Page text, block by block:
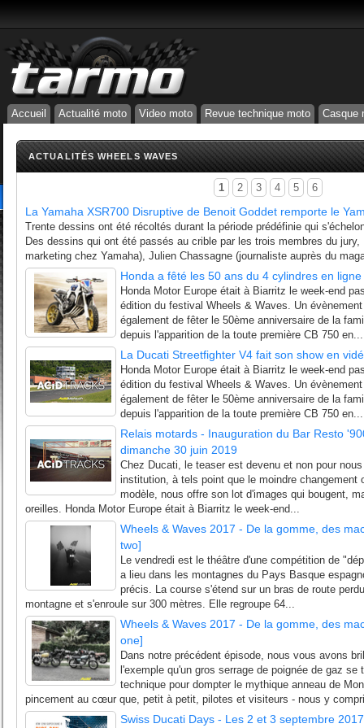
Accueil Actualité moto Video moto Revue technique moto Casque
ACTUALITÉS WHEELS WAVES
1 2 3 4 5 6
La Yamaha XSR700 Disruptive de Benoit Goddet remporte le
Trente dessins ont été récoltés durant la période prédéfinie qui
Des dessins qui ont été passés au crible par les trois membres du jury,
marketing chez Yamaha), Julien Chassagne (journaliste auprès du
Honda a fêté les 50 ans du 4 cylindres en
Honda Motor Europe était à Biarritz le week-end
édition du festival Wheels & Waves. Un
également de fêter le 50ème anniversaire de la
depuis l'apparition de la toute première CB 750 en...
La Ducati Streetfighter V4 fait son show en
Honda Motor Europe était à Biarritz le week-end
édition du festival Wheels & Waves. Un
également de fêter le 50ème anniversaire de la
depuis l'apparition de la toute première CB 750 en...
Relais motards - Inauguration du Bar Resto
dimanche 30 juin 2019
Chez Ducati, le teaser est devenu et non pour
institution, à tels point que le moindre changement
modèle, nous offre son lot d'images qui bougent,
oreilles. Honda Motor Europe était à Biarritz le week-end...
Wheels & Waves 2017 - De la gomme, des
two]
Le vendredi est le théâtre d'une compétition de
a lieu dans les montagnes du Pays Basque
précis. La course s'étend sur un bras de route
montagne et s'enroule sur 300 mètres. Elle regroupe 64...
Wheels & Waves 2017 - De la gomme, des
one]
Dans notre précédent épisode, nous vous avons
l'exemple qu'un gros serrage de poignée de gaz se
technique pour dompter le mythique anneau de
pincement au cœur que, petit à petit, pilotes et visiteurs - nous y
Swiss Ducati Days - Les 2 et 3 septembre